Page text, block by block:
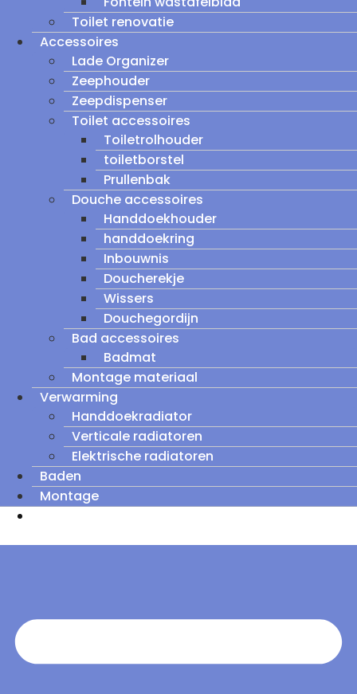
Toilet renovatie
Accessoires
Lade Organizer
Zeephouder
Zeepdispenser
Toilet accessoires
Toiletrolhouder
toiletborstel
Prullenbak
Douche accessoires
Handdoekhouder
handdoekring
Inbouwnis
Doucherekje
Wissers
Douchegordijn
Bad accessoires
Badmat
Montage materiaal
Verwarming
Handdoekradiator
Verticale radiatoren
Elektrische radiatoren
Baden
Montage